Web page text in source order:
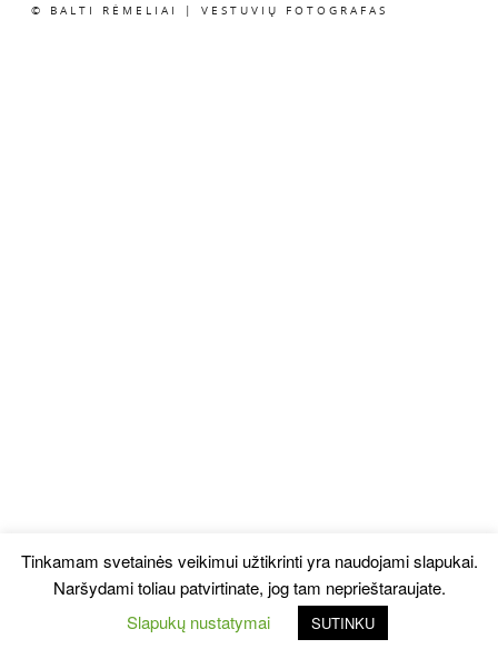
ISTORIJOS
© BALTI RĖMELIAI | VESTUVIŲ FOTOGRAFAS
Tinkamam svetainės veikimui užtikrinti yra naudojami slapukai.
Naršydami toliau patvirtinate, jog tam neprieštaraujate.
Slapukų nustatymai
SUTINKU